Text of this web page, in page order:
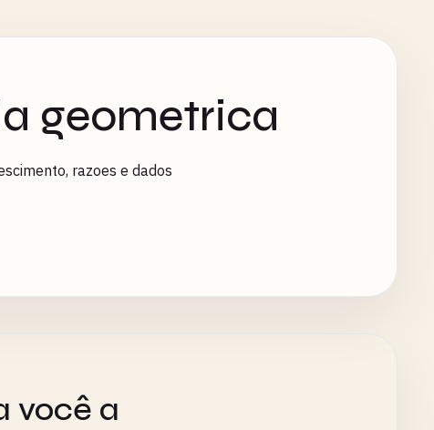
geometrica
razoes e dados
você a